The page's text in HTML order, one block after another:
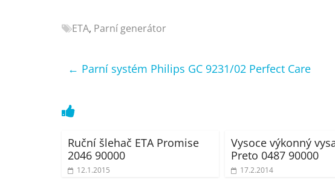
recenze,
notebooky,
kávovary,
ETA, Parní generátor
← Parní systém Philips GC 9231/02 Perfect Care
Ruční šlehač ETA Promise
2046 90000
12.1.2015
Vysoce výkonný
Preto 0487 90000
17.2.2014